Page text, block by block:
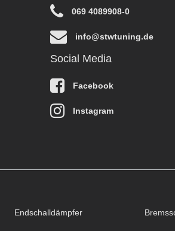
069 4089908-0
info@stwtuning.de
Social Media
Facebook
Instagram
Endschalldämpfer